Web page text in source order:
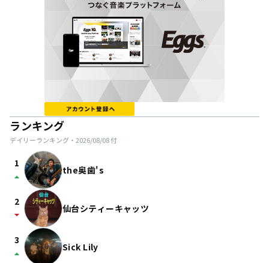
ランキング
デイリーランキング・ 2026/08/08付
1
arrow_drop_up the奥歯's
2
arrow_drop_down 仙台シティーキャッツ
3
arrow_drop_up Sick Lily